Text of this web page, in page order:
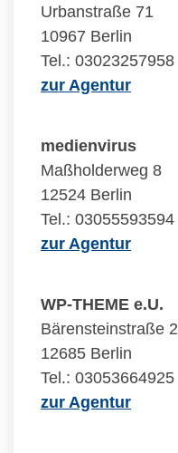
Urbanstraße 71
10967 Berlin
Tel.: 03023257958
zur Agentur
medienvirus
Maßholderweg 8
12524 Berlin
Tel.: 03055593594
zur Agentur
WP-THEME e.U.
Bärensteinstraße 2
12685 Berlin
Tel.: 03053664925
zur Agentur